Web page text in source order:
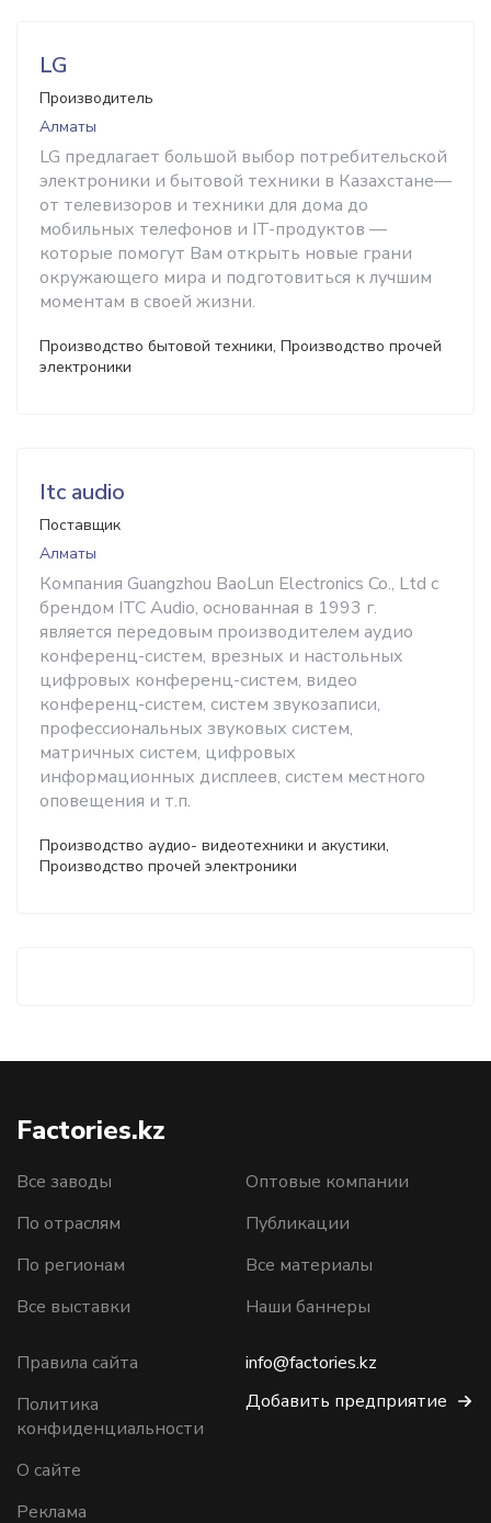
LG
Производитель
Алматы
LG предлагает большой выбор потребительской
электроники и бытовой техники в Казахстане—
от телевизоров и техники для дома до
мобильных телефонов и IT-продуктов —
которые помогут Вам открыть новые грани
окружающего мира и подготовиться к лучшим
моментам в своей жизни.
Производство бытовой техники, Производство прочей
электроники
Itc audio
Поставщик
Алматы
Компания Guangzhou BaoLun Electronics Co., Ltd с
брендом ITC Audio, основанная в 1993 г.
является передовым производителем аудио
конференц-систем, врезных и настольных
цифровых конференц-систем, видео
конференц-систем, систем звукозаписи,
профессиональных звуковых систем,
матричных систем, цифровых
информационных дисплеев, систем местного
оповещения и т.п.
Производство аудио- видеотехники и акустики,
Производство прочей электроники
Factories.kz
Все заводы
По отраслям
По регионам
Все выставки
Оптовые компании
Публикации
Все материалы
Наши баннеры
Правила сайта
Политика
конфиденциальности
О сайте
Реклама
info@factories.kz
Добавить предприятие